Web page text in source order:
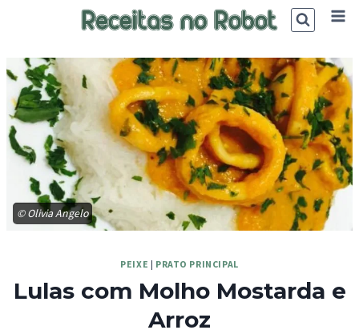
© Olivia Angelo
PEIXE | PRATO PRINCIPAL
Lulas com Molho Mostarda e
Arroz